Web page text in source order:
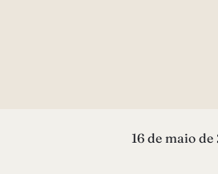
16 de maio de